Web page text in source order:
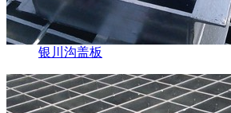
银川沟盖板